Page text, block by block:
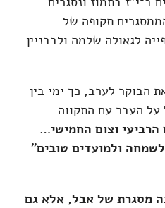
תקופה של
לגאולה שלמה ולבבניין
הבוקר לערב, כך ימי בין
העבר עם התקווה
הרביעי וצום החמישי…
ולמועדים טובים"
מסגרת של אבל, אלא גם